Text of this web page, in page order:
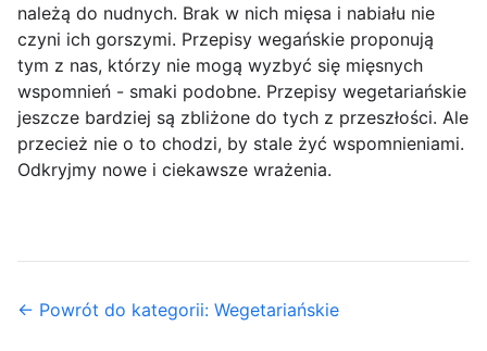
należą do nudnych. Brak w nich mięsa i nabiału nie
czyni ich gorszymi. Przepisy wegańskie proponują
tym z nas, którzy nie mogą wyzbyć się mięsnych
wspomnień - smaki podobne. Przepisy wegetariańskie
jeszcze bardziej są zbliżone do tych z przeszłości. Ale
przecież nie o to chodzi, by stale żyć wspomnieniami.
Odkryjmy nowe i ciekawsze wrażenia.
← Powrót do kategorii: Wegetariańskie